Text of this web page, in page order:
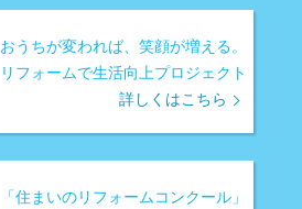
おうちが変われば、笑顔が増える。
リフォームで生活向上プロジェクト
詳しくはこちら
「住まいのリフォームコンクール」